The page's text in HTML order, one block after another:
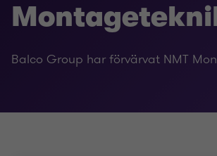
Balco Group har förvärvat NMT